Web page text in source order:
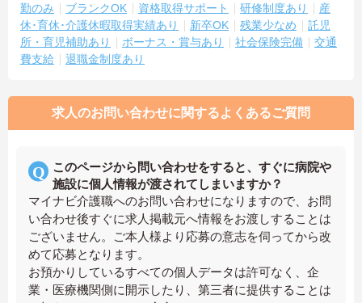
勤のみ
ブランクOK 資格取得サポート 研修制度あり
産
休･育休･介護休暇取得実績あり
新卒OK 残業少なめ
託児
所・育児補助あり
ボーナス・賞与あり 社会保険完備
交通
費支給
退職金制度あり
求人のお問い合わせに関するよくあるご質問
このページから問い合わせをすると、すぐに病院や
施設に個人情報が渡されてしまいますか？
マイナビ介護職へのお問い合わせになりますので、お問
い合わせ後すぐに求人掲載元へ情報をお渡しすることは
ございません。ご本人様より応募の意志を伺ってから改
めて応募となります。
お預かりしているすべての個人データは許可なく、企
業・医療機関側に開示したり、第三者に提供することは